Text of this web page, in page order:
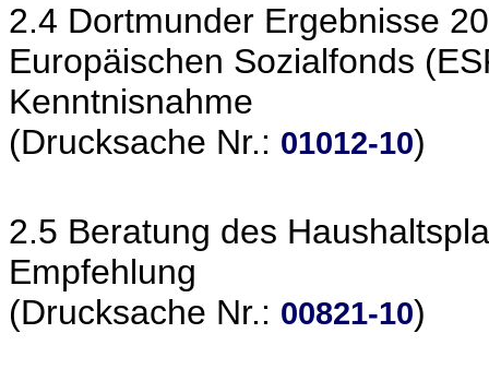
2.4 Dortmunder Ergebnisse
Europäischen Sozialfonds
Kenntnisnahme
(Drucksache Nr.: 01012-10)
2.5 Beratung des
Empfehlung
(Drucksache Nr.: 00821-10)